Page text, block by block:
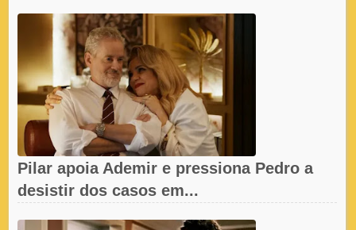
Pilar apoia Ademir e pressiona Pedro a
desistir dos casos em...